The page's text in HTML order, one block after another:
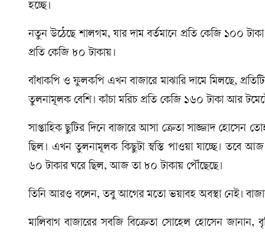
হচ্ছে।
নতুন উঠেছে শালগম, যার দাম বর্তমানে প্রতি কেজি ১০০
প্রতি কেজি ৮০ টাকায়।
বাঁধাকপি ও ফুলকপি এখন বাজারে মাঝারি দামে মিলছে,
তুলনামূলক বেশি। কাঁচা মরিচ প্রতি কেজি ১৬০ টাকা আর
সাপ্তাহিক ছুটির দিনে বাজারে আসা ক্রেতা সাজ্জাদ হোসেন
ছিল। এখন তুলনামূলক কিছুটা স্বস্তি পাওয়া যাচ্ছে। তবে
৬০ টাকার ঘরে ছিল, আজ তা ৮০ টাকায় পৌঁছেছে।
তিনি আরও বলেন, তবু আগের মতো ভয়াবহ অবস্থা নেই।
মালিবাগ বাজারের সবজি বিক্রেতা সোহেল হোসেন জানান,